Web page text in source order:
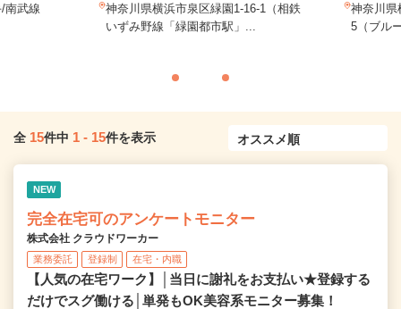
南武線
神奈川県横浜市泉区緑園1-16-1（相鉄
いずみ野線「緑園都市駅」...
神奈川県
5（ブル
全 15件中 1 - 15件を表示
NEW
完全在宅可のアンケートモニター
株式会社 クラウドワーカー
業務委託 登録制 在宅・内職
【人気の在宅ワーク】│当日に謝礼をお支払い★登録する
だけでスグ働ける│単発もOK美容系モニター募集！